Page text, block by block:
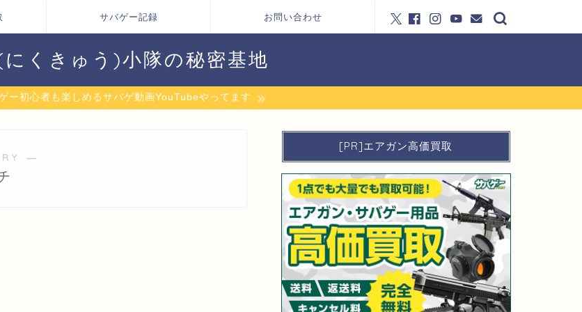
サバゲー記録 お問い合わせ
くきゅう)小隊の秘密基地
ー初心者も楽しめるサバゲ動画YouTubeやってます
―
[PR]エアガン高価買取